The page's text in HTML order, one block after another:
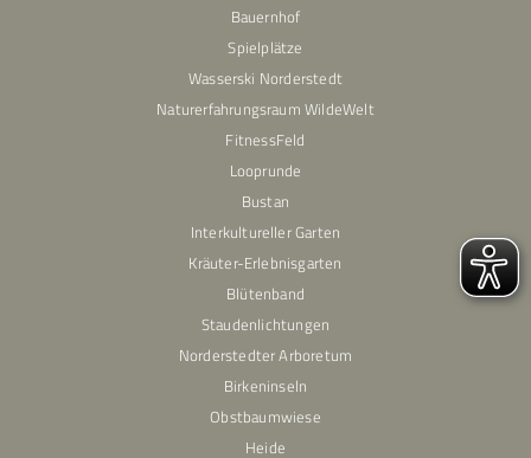
Bauernhof
Spielplätze
Wasserski Norderstedt
Naturerfahrungsraum WildeWelt
FitnessFeld
Looprunde
Bustan
Interkultureller Garten
Kräuter-Erlebnisgarten
Blütenband
Staudenlichtungen
Norderstedter Arboretum
Birkeninseln
Obstbaumwiese
Heide